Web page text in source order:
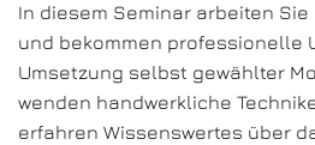
In diesem Seminar arbeiten
und bekommen professionelle
Umsetzung selbst gewählter
wenden handwerkliche
erfahren Wissenswertes über